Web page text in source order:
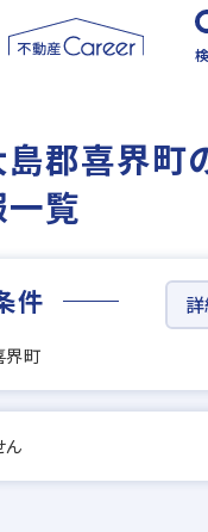
郡喜界町
覧
件
町
ん